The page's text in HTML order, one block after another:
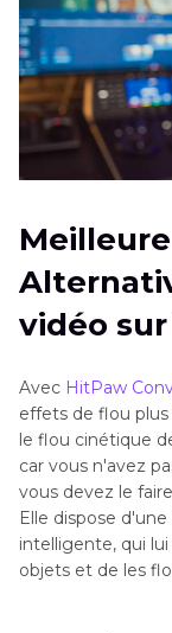
vidéo
Avec HitPaw
effets de flou
le flou cinétique
car vous n'avez
vous devez le
Elle dispose
intelligente, qui
objets et de les